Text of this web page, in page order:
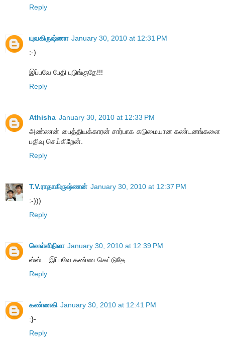
Reply
யுவகிருஷ்ணா January 30, 2010 at 12:31 PM
:-)
இப்பவே பேதி புடுங்குதே!!!
Reply
Athisha January 30, 2010 at 12:33 PM
அண்ணன் பைத்தியக்காரன் சார்பாக கடுமையான கண்டனங்களை
பதிவு செய்கிறேன்.
Reply
T.V.ராதாகிருஷ்ணன் January 30, 2010 at 12:37 PM
:-)))
Reply
வெள்ளிநிலா January 30, 2010 at 12:39 PM
ஸ்ஸ்... இப்பவே கண்ண கெட்டுதே..
Reply
கண்ணகி January 30, 2010 at 12:41 PM
:}-
Reply